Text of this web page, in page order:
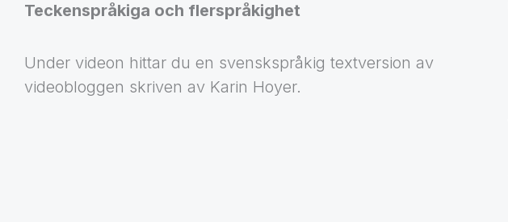
Teckenspråkiga och flerspråkighet
Under videon hittar du en svenskspråkig textversion av
videobloggen skriven av Karin Hoyer.